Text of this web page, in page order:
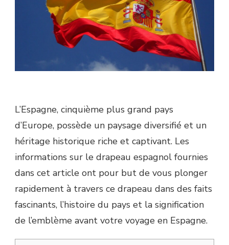
L’Espagne, cinquième plus grand pays
d’Europe, possède un paysage diversifié et un
héritage historique riche et captivant. Les
informations sur le drapeau espagnol fournies
dans cet article ont pour but de vous plonger
rapidement à travers ce drapeau dans des faits
fascinants, l’histoire du pays et la signification
de l’emblème avant votre voyage en Espagne.